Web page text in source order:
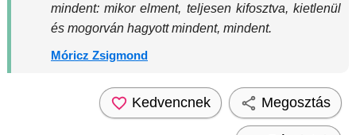
mindent: mikor elment, teljesen kifosztva, kietlenül
és mogorván hagyott mindent, mindent.
Móricz Zsigmond
Kedvencnek Megosztás